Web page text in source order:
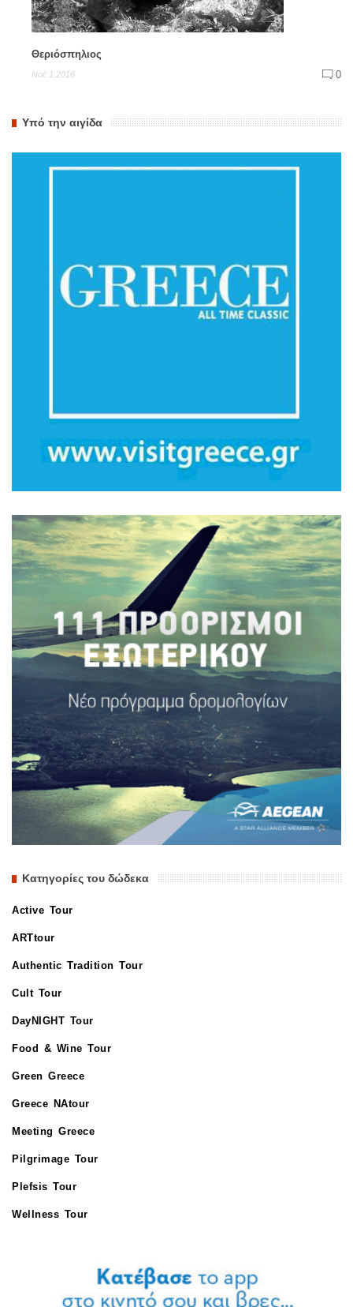
Θεριόσπηλιος
Νοέ 1,2016 0
Υπό την αιγίδα
Κατηγορίες του δώδεκα
Active Tour
ARTtour
Authentic Tradition Tour
Cult Tour
DayNIGHT Tour
Food & Wine Tour
Green Greece
Greece NAtour
Meeting Greece
Pilgrimage Tour
Plefsis Tour
Wellness Tour